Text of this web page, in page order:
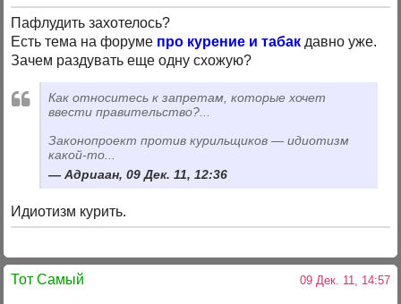
Пафлудить захотелось?
Есть тема на форуме про курение и табак давно уже.
Зачем раздувать еще одну схожую?
Как относитесь к запретам, которые хочет
ввести правительство?...
Законопроект против курильщиков — идиотизм
какой-то...
Адриаан, 09 Дек. 11, 12:36
Идиотизм курить.
Тот Самый 09 Дек. 11, 14:57